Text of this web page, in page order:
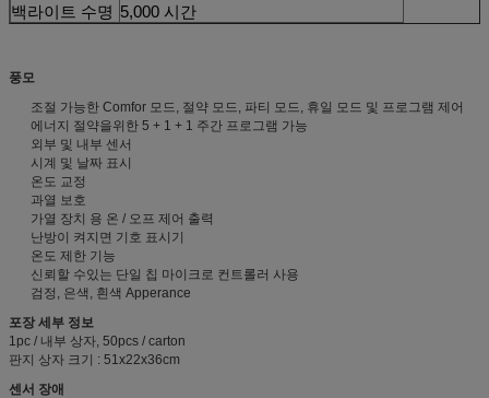
백라이트 수명 5,000 시간
풍모
조절 가능한 Comfor 모드, 절약 모드, 파티 모드, 휴일 모드 및 프로그램 제어
에너지 절약을위한 5 + 1 + 1 주간 프로그램 가능
외부 및 내부 센서
시계 및 날짜 표시
온도 교정
과열 보호
가열 장치 용 온 / 오프 제어 출력
난방이 켜지면 기호 표시기
온도 제한 기능
신뢰할 수있는 단일 칩 마이크로 컨트롤러 사용
검정, 은색, 흰색 Apperance
포장 세부 정보
1pc / 내부 상자, 50pcs / carton
판지 상자 크기 : 51x22x36cm
센서 장애